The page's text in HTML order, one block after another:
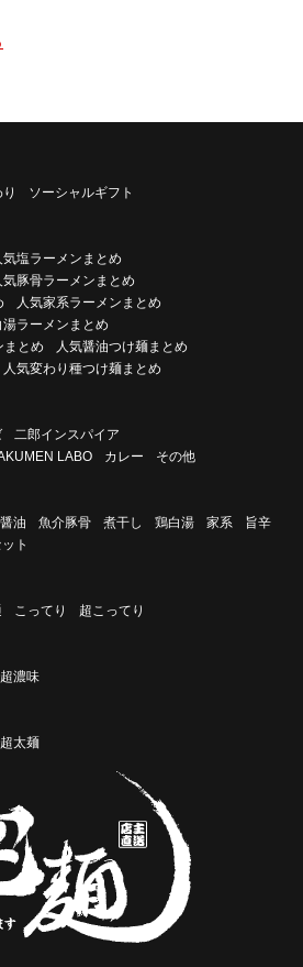
ソーシャルギフト
気塩ラーメンまとめ
気豚骨ラーメンまとめ
人気家系ラーメンまとめ
湯ラーメンまとめ
まとめ
人気醤油つけ麺まとめ
人気変わり種つけ麺まとめ
二郎インスパイア
LABO カレー その他
油 魚介豚骨 煮干し 鶏白湯 家系
旨辛
ト
こってり 超こってり
超濃味
超太麺